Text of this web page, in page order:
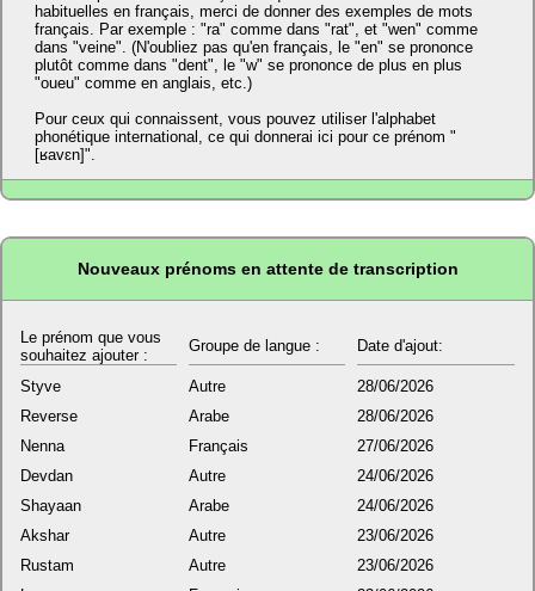
habituelles en français, merci de donner des exemples de mots
français. Par exemple : "ra" comme dans "rat", et "wen" comme
dans "veine". (N'oubliez pas qu'en français, le "en" se prononce
plutôt comme dans "dent", le "w" se prononce de plus en plus
"oueu" comme en anglais, etc.)
Pour ceux qui connaissent, vous pouvez utiliser l'alphabet
phonétique international, ce qui donnerai ici pour ce prénom "
[ʁavɛn]".
Nouveaux prénoms en attente de transcription
Le prénom que vous
souhaitez ajouter :
Groupe de langue : Date d'ajout:
Styve Autre
28/06/2026
Reverse
Arabe
28/06/2026
Nenna
Français
27/06/2026
Devdan
Autre
24/06/2026
Shayaan
Arabe
24/06/2026
Akshar
Autre
23/06/2026
Rustam
Autre
23/06/2026